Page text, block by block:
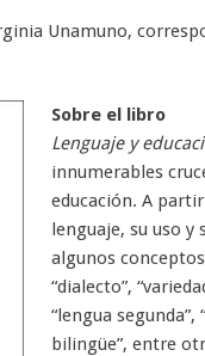
Unamuno,
Sobre el libro
Lenguaje y
innumerables
educación. A
lenguaje, su uso
algunos
“dialecto”,
“lengua
bilingüe”, entre